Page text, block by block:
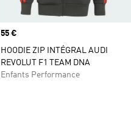
Prix
55 €
HOODIE ZIP INTÉGRAL AUDI
REVOLUT F1 TEAM DNA
Enfants Performance